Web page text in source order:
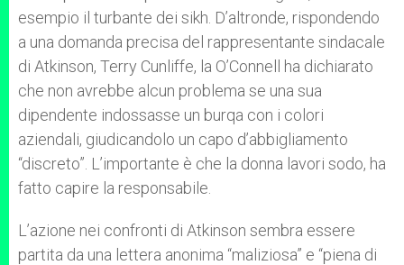
esempio il turbante dei sikh. D’altronde, rispondendo
a una domanda precisa del rappresentante sindacale
di Atkinson, Terry Cunliffe, la O’Connell ha dichiarato
che non avrebbe alcun problema se una sua
dipendente indossasse un burqa con i colori
aziendali, giudicandolo un capo d’abbigliamento
“discreto”. L’importante è che la donna lavori sodo, ha
fatto capire la responsabile.
L’azione nei confronti di Atkinson sembra essere
partita da una lettera anonima “maliziosa” e “piena di